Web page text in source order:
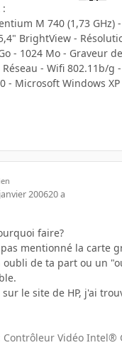
:
M 740 (1,73 GHz)
BrightView -
- 1024 Mo - Graveur
- Wifi 802.11b/g
- Microsoft Windows
200620 a
faire?
pas mentionné la carte
oubli de ta part ou un
le site de HP, j'ai
Vidéo Intel®